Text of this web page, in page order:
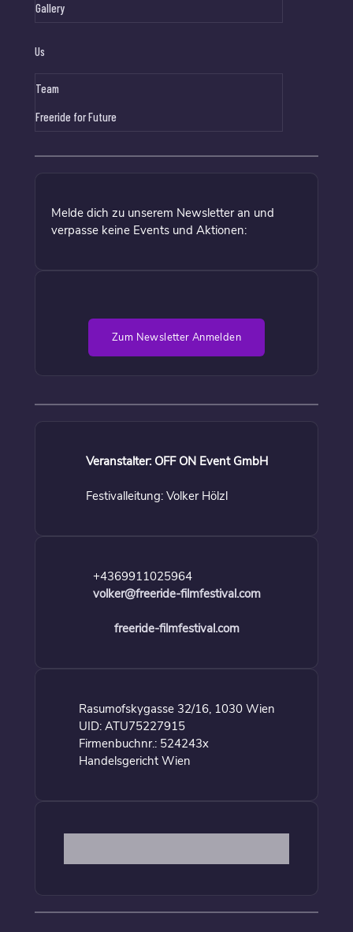
Gallery
Us
Team
Freeride for Future
Melde dich zu unserem Newsletter an und
verpasse keine Events und Aktionen:
Zum Newsletter Anmelden
Veranstalter: OFF ON Event GmbH
Festivalleitung: Volker Hölzl
+4369911025964
volker@freeride-filmfestival.com
freeride-filmfestival.com
Rasumofskygasse 32/16, 1030 Wien
UID: ATU75227915
Firmenbuchnr.: 524243x
Handelsgericht Wien